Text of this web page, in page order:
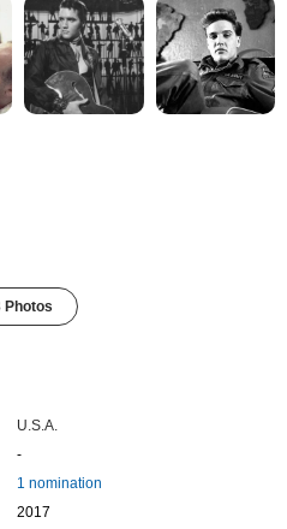
Photos
U.S.A.
-
1 nomination
2017